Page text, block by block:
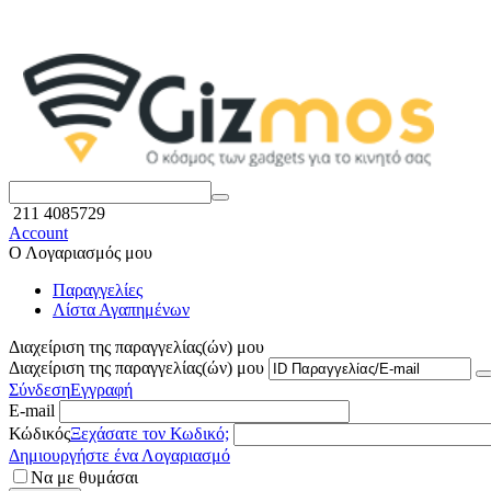
211 4085729
Account
Ο Λογαριασμός μου
Παραγγελίες
Λίστα Αγαπημένων
Διαχείριση της παραγγελίας(ών) μου
Διαχείριση της παραγγελίας(ών) μου
ΣύνδεσηΕγγραφή
E-mail
ΚώδικόςΞεχάσατε τον Κωδικό;
Δημιουργήστε ένα Λογαριασμό
Να με θυμάσαι